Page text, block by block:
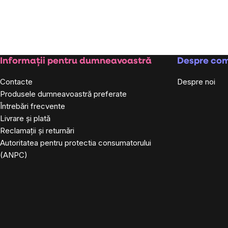
Subsol
Informații pentru dumneavoastră
Contacte
Produsele dumneavoastră preferate
Întrebări frecvente
Livrare și plată
Reclamații și returnări
Autoritatea pentru protectia consumatorului
(ANPC)
Despre
Despre noi